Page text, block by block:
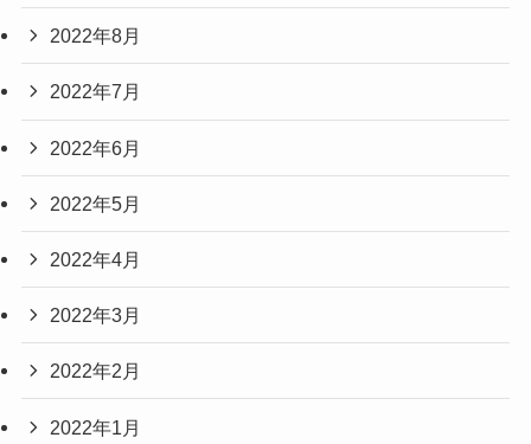
2022年8月
2022年7月
2022年6月
2022年5月
2022年4月
2022年3月
2022年2月
2022年1月